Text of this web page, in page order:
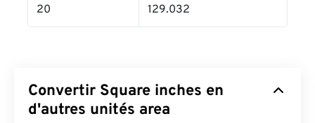
20 129.032
Convertir Square inches en
d'autres unités area